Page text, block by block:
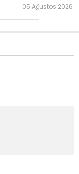
05 Ağustos 2026